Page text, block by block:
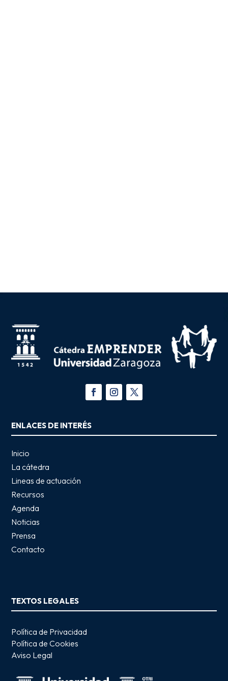
ENLACES DE INTERÉS
Inicio
La cátedra
Lineas de actuación
Recursos
Agenda
Noticias
Prensa
Contacto
TEXTOS LEGALES
Política de Privacidad
Política de Cookies
Aviso Legal